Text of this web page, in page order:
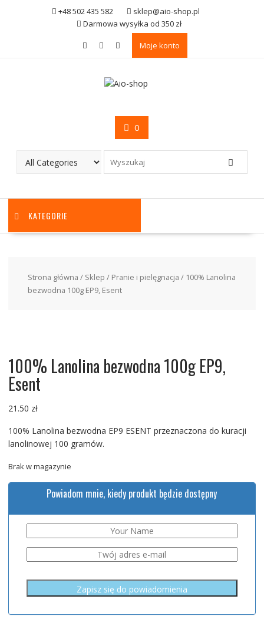
+48 502 435 582
sklep@aio-shop.pl
Darmowa wysyłka od 350 zł
Moje konto
0
KATEGORIE
Strona główna / Sklep / Pranie i pielęgnacja / 100% Lanolina
bezwodna 100g EP9, Esent
100% Lanolina bezwodna 100g EP9,
Esent
21.50 zł
100% Lanolina bezwodna EP9 ESENT przeznaczona do kuracji
lanolinowej 100 gramów.
Brak w magazynie
Powiadom mnie, kiedy produkt będzie dostępny